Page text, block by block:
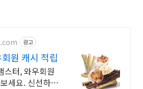
광고
원 캐시 적립
스터, 와우회원
세요. 신선하고